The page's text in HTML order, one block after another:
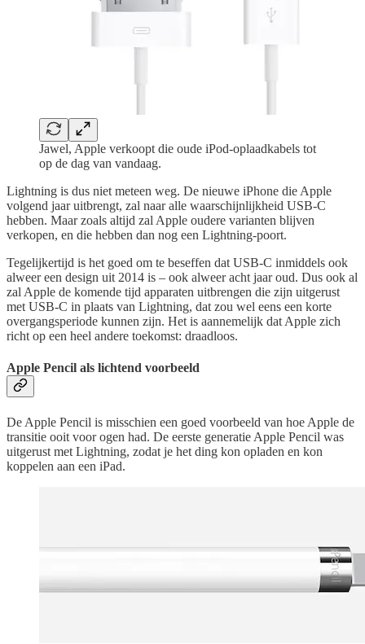
Jawel, Apple verkoopt die oude iPod-oplaadkabels tot
op de dag van vandaag.
Lightning is dus niet meteen weg. De nieuwe iPhone die Apple
volgend jaar uitbrengt, zal naar alle waarschijnlijkheid USB-C
hebben. Maar zoals altijd zal Apple oudere varianten blijven
verkopen, en die hebben dan nog een Lightning-poort.
Tegelijkertijd is het goed om te beseffen dat USB-C inmiddels ook
alweer een design uit 2014 is – ook alweer acht jaar oud. Dus ook al
zal Apple de komende tijd apparaten uitbrengen die zijn uitgerust
met USB-C in plaats van Lightning, dat zou wel eens een korte
overgangsperiode kunnen zijn. Het is aannemelijk dat Apple zich
richt op een heel andere toekomst: draadloos.
Apple Pencil als lichtend voorbeeld
De Apple Pencil is misschien een goed voorbeeld van hoe Apple de
transitie ooit voor ogen had. De eerste generatie Apple Pencil was
uitgerust met Lightning, zodat je het ding kon opladen en kon
koppelen aan een iPad.